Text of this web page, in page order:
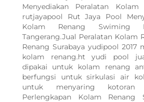
Menyediakan Peralatan
rutjayapool Rut Jaya Pool
Kolam Renang Swiming
Tangerang.Jual Peralatan Kolam
Renang Surabaya yudipool 2017
kolam renang.ht yudi pool
dipakai untuk kolam renang
berfungsi untuk sirkulasi air
untuk menyaring kotoran
Perlengkapan Kolam Renang